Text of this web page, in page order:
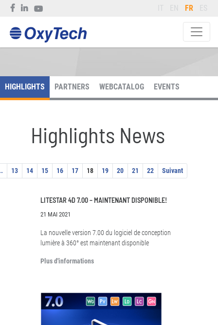
IT EN FR ES
HIGHLIGHTS PARTNERS WEBCATALOG EVENTS
Highlights News
13 14 15 16 17 18 19 20 21 22 Suivant
LITESTAR 4D 7.00 – MAINTENANT DISPONIBLE!
21 MAI 2021
La nouvelle version 7.00 du logiciel de conception
lumière à 360° est maintenant disponible
Plus d'informations